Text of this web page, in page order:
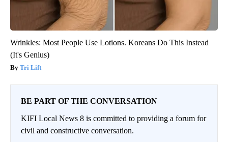
Wrinkles: Most People Use Lotions. Koreans Do This Instead
(It's Genius)
Tri Lift
BE PART OF THE CONVERSATION
KIFI Local News 8 is committed to providing a forum for
civil and constructive conversation.